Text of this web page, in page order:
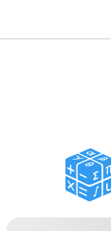
أدوات الدراسة